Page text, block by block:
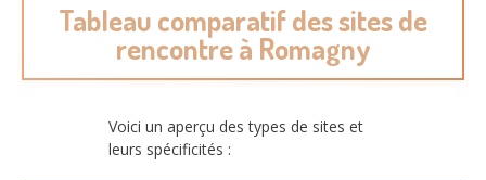
Tableau comparatif des sites de
rencontre à Romagny
Voici un aperçu des types de sites et
leurs spécificités :